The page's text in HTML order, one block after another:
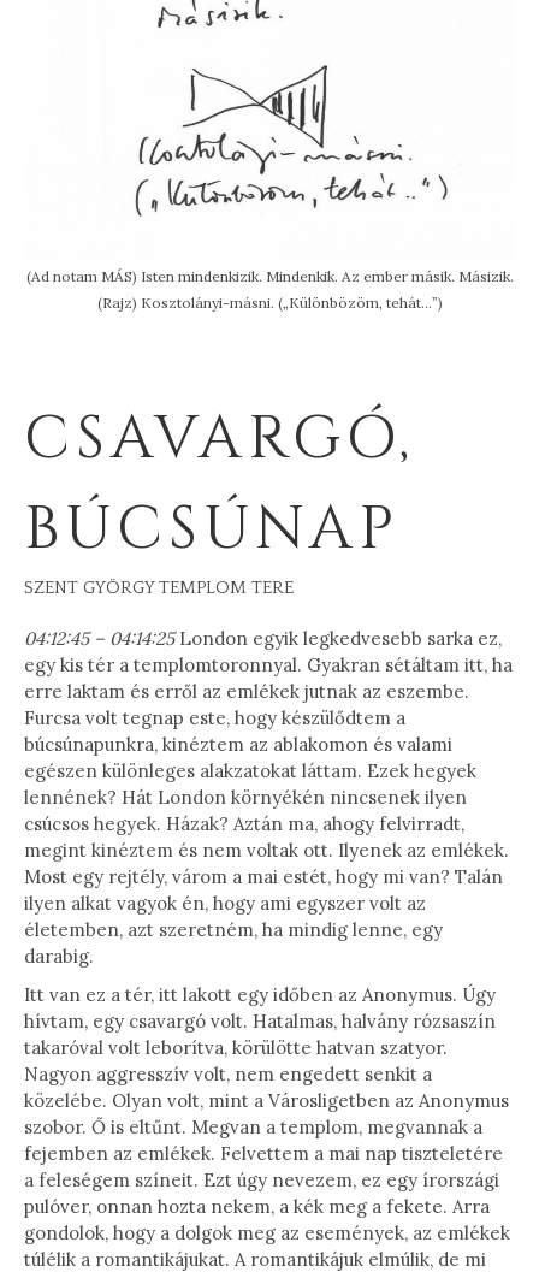
(Ad notam MÁS) Isten mindenkizik. Mindenkik. Az ember másik. Másizik.
(Rajz) Kosztolányi-másni. („Különbözöm, tehát…”)
CSAVARGÓ,
BÚCSÚNAP
SZENT GYÖRGY TEMPLOM TERE
04:12:45 – 04:14:25London egyik legkedvesebb sarka ez,
egy kis tér a templomtoronnyal. Gyakran sétáltam itt, ha
erre laktam és erről az emlékek jutnak az eszembe.
Furcsa volt tegnap este, hogy készülődtem a
búcsúnapunkra, kinéztem az ablakomon és valami
egészen különleges alakzatokat láttam. Ezek hegyek
lennének? Hát London környékén nincsenek ilyen
csúcsos hegyek. Házak? Aztán ma, ahogy felvirradt,
megint kinéztem és nem voltak ott. Ilyenek az emlékek.
Most egy rejtély, várom a mai estét, hogy mi van? Talán
ilyen alkat vagyok én, hogy ami egyszer volt az
életemben, azt szeretném, ha mindig lenne, egy
darabig.
Itt van ez a tér, itt lakott egy időben az Anonymus. Úgy
hívtam, egy csavargó volt. Hatalmas, halvány rózsaszín
takaróval volt leborítva, körülötte hatvan szatyor.
Nagyon aggresszív volt, nem engedett senkit a
közelébe. Olyan volt, mint a Városligetben az Anonymus
szobor. Ő is eltűnt. Megvan a templom, megvannak a
fejemben az emlékek. Felvettem a mai nap tiszteletére
a feleségem színeit. Ezt úgy nevezem, ez egy írországi
pulóver, onnan hozta nekem, a kék meg a fekete. Arra
gondolok, hogy a dolgok meg az események, az emlékek
túlélik a romantikájukat. A romantikájuk elmúlik, de mi